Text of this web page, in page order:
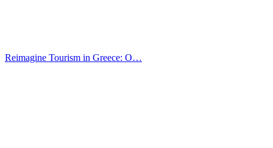
Reimagine Tourism in Greece: O…